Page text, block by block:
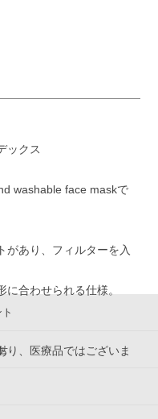
ックス
washable face maskで
があり、フィルターを入
合わせられる仕様。
り、医療品ではございま